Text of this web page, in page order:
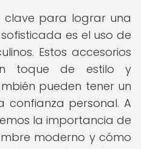
clave para lograr una
es el uso de
Estos accesorios
toque de estilo y
pueden tener un
confianza personal. A
la importancia de
moderno y cómo